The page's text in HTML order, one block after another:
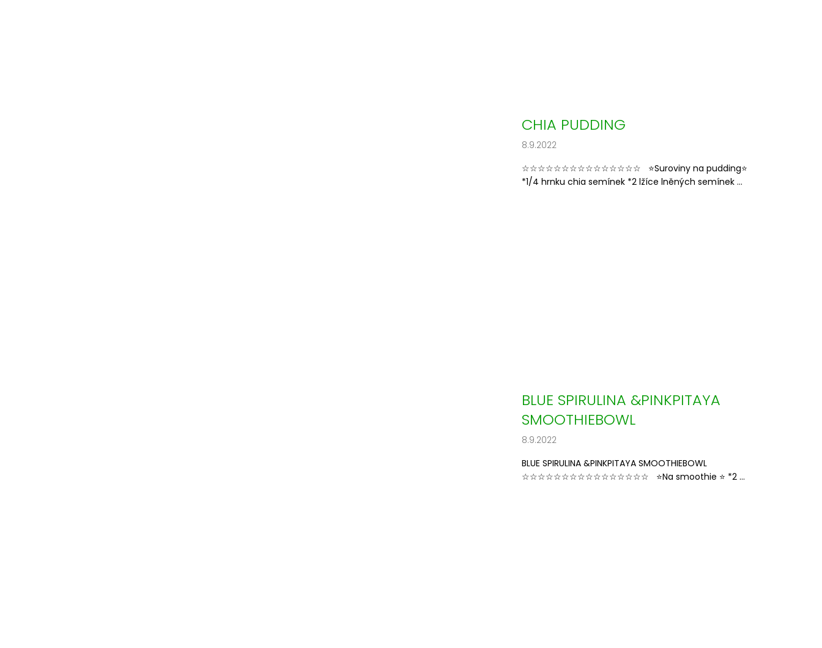
CHIA PUDDING
8.9.2022
☆☆☆☆☆☆☆☆☆☆☆☆☆☆☆ ⭐️Suroviny na pudding⭐️
*1/4 hrnku chia semínek *2 lžíce lněných semínek ...
BLUE SPIRULINA &PINKPITAYA
SMOOTHIEBOWL
8.9.2022
BLUE SPIRULINA &PINKPITAYA SMOOTHIEBOWL
☆☆☆☆☆☆☆☆☆☆☆☆☆☆☆☆ ⭐️Na smoothie ⭐️ *2 ...